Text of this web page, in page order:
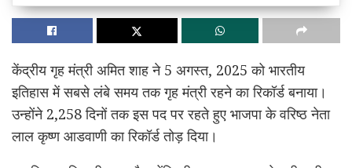
केंद्रीय गृह मंत्री अमित शाह ने 5 अगस्त, 2025 को भारतीय
इतिहास में सबसे लंबे समय तक गृह मंत्री रहने का रिकॉर्ड बनाया।
उन्होंने 2,258 दिनों तक इस पद पर रहते हुए भाजपा के वरिष्ठ नेता
लाल कृष्ण आडवाणी का रिकॉर्ड तोड़ दिया।